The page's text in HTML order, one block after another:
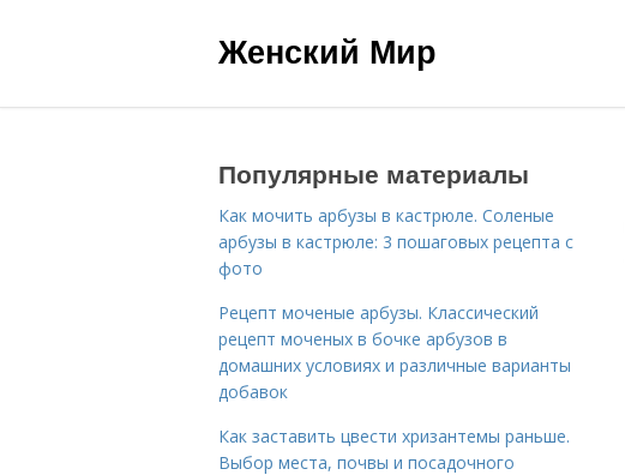
Женский Мир
Популярные материалы
Как мочить арбузы в кастрюле. Соленые
арбузы в кастрюле: 3 пошаговых рецепта с
фото
Рецепт моченые арбузы. Классический
рецепт моченых в бочке арбузов в
домашних условиях и различные варианты
добавок
Как заставить цвести хризантемы раньше.
Выбор места, почвы и посадочного